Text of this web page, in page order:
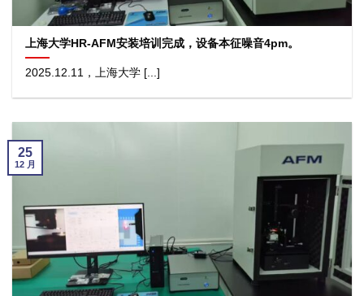
上海大学HR-AFM安装培训完成，设备本征噪音4pm。
2025.12.11，上海大学 [...]
25
12 月